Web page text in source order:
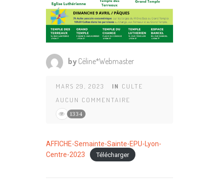
by Céline*Webmaster
MARS 29, 2023 IN CULTE
AUCUN COMMENTAIRE
1334
AFFICHE-Semainte-Sainte-EPU-Lyon-
Centre-2023
Télécharger